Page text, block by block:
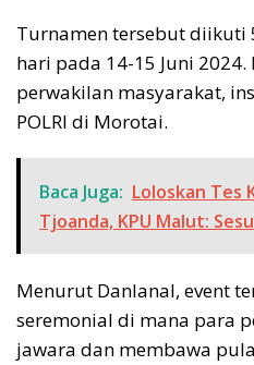
Turnamen tersebut diikuti
hari pada 14-15 Juni
perwakilan masyarakat,
POLRI di Morotai.
Baca Juga: Loloskan Tes
Tjoanda, KPU Malut:
Menurut Danlanal, event
seremonial di mana para
jawara dan membawa